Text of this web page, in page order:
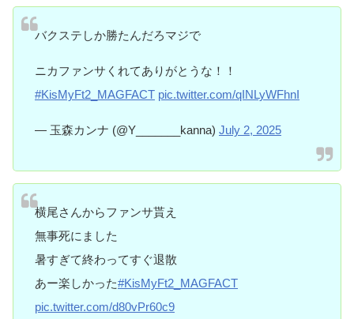
バクステしか勝たんだろマジで
ニカファンサくれてありがとうな！！
#KisMyFt2_MAGFACT pic.twitter.com/qINLyWFhnI
— 玉森カンナ (@Y_______kanna) July 2, 2025
横尾さんからファンサ貰え
無事死にました
暑すぎて終わってすぐ退散
あー楽しかった#KisMyFt2_MAGFACT
pic.twitter.com/d80vPr60c9